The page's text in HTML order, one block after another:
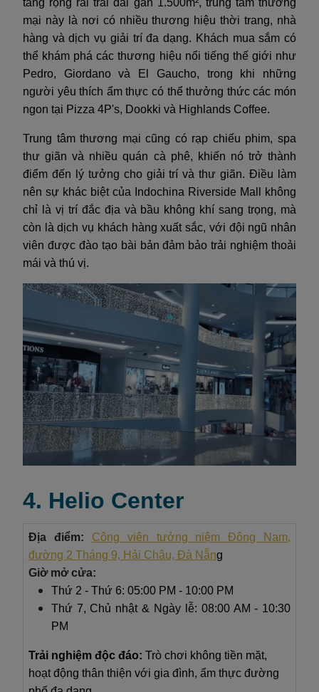
tầng rộng rãi trải dài gần 1.500m², trung tâm thương
mại này là nơi có nhiều thương hiệu thời trang, nhà
hàng và dịch vụ giải trí đa dạng. Khách mua sắm có
thể khám phá các thương hiệu nổi tiếng thế giới như
Pedro, Giordano và El Gaucho, trong khi những
người yêu thích ẩm thực có thể thưởng thức các món
ngon tại Pizza 4P's, Dookki và Highlands Coffee.
Trung tâm thương mại cũng có rạp chiếu phim, spa
thư giãn và nhiều quán cà phê, khiến nó trở thành
điểm đến lý tưởng cho giải trí và thư giãn. Điều làm
nên sự khác biệt của Indochina Riverside Mall không
chỉ là vị trí đắc địa và bầu không khí sang trọng, mà
còn là dịch vụ khách hàng xuất sắc, với đội ngũ nhân
viên được đào tạo bài bản đảm bảo trải nghiệm thoải
mái và thú vị.
4. Helio Center
Địa điểm:
Công viên tưởng niệm Đông Nam,
đường 2 Tháng 9, Hải Châu, Đà Nẵng
Giờ mở cửa:
Thứ 2 - Thứ 6: 05:00 PM - 10:00 PM
Thứ 7, Chủ nhật & Ngày lễ: 08:00 AM - 10:30
PM
Trải nghiệm độc đáo: Trò chơi không tiền mặt,
hoạt động thân thiện với gia đình, ẩm thực đường